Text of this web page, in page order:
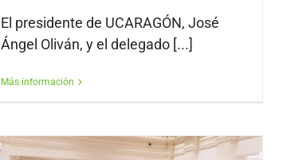
El presidente de UCARAGÓN, José
Ángel Oliván, y el delegado [...]
Más información